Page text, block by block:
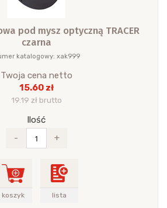
pod mysz optyczną TRACER
czarna
katalogowy: xak999
Twoja cena netto
15.60 zł
19.19 zł brutto
Ilość
-
+
koszyk lista